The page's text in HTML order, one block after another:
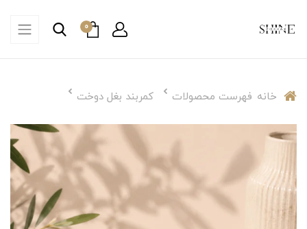
0
خانه فهرست محصولات کمربند بغل دوخت